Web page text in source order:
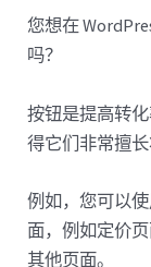
您想在
吗？
按钮是提高转
得它们非常擅
例如，您可以
面，例如定价
其他页面。